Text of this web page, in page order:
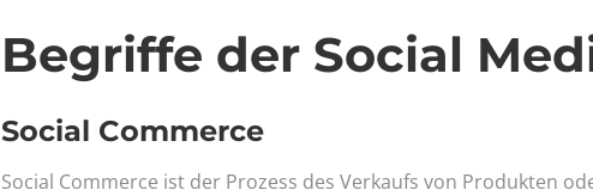
Begriffe der Social
Social Commerce
Social Commerce ist der Prozess des Verkaufs von Produkten